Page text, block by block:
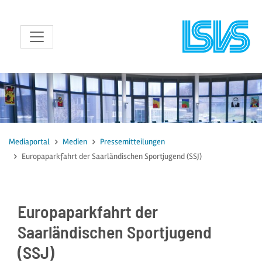
zum Inhalt
Mediaportal Medien
Pressemitteilungen
Europaparkfahrt der Saarländischen Sportjugend (SSJ)
Europaparkfahrt der
Saarländischen Sportjugend
(SSJ)